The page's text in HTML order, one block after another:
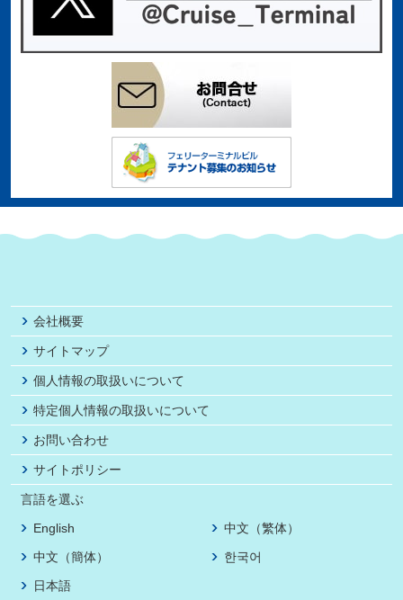
会社概要
サイトマップ
個人情報の取扱いについて
特定個人情報の取扱いについて
お問い合わせ
サイトポリシー
言語を選ぶ
English
中文（繁体）
中文（簡体）
한국어
日本語